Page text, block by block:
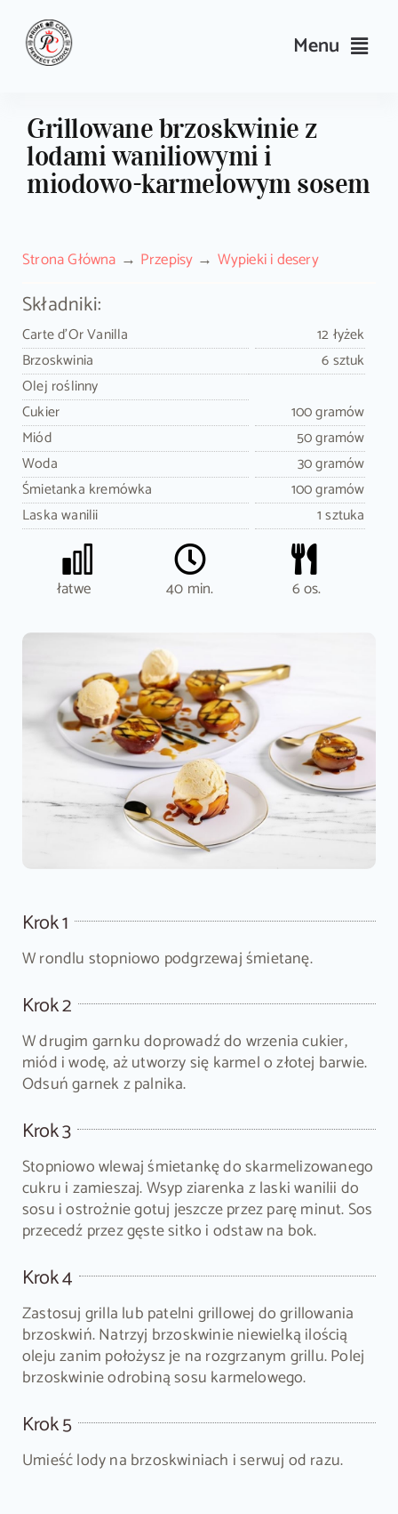
content
Menu
Kulinarne triki i porady
Search
for:
Sklep PrimeCook
Grillowane brzoskwinie z
lodami waniliowymi i
miodowo-karmelowym sosem
Strona Główna Przepisy Wypieki i desery
Składniki:
Carte d'Or Vanilla
12 łyżek
Brzoskwinia
6 sztuk
Olej roślinny
Cukier
100 gramów
Miód
50 gramów
Woda
30 gramów
Śmietanka kremówka
100 gramów
Laska wanilii
1 sztuka
łatwe 40 min. 6 os.
Krok 1
W rondlu stopniowo podgrzewaj śmietanę.
Krok 2
W drugim garnku doprowadź do wrzenia cukier,
miód i wodę, aż utworzy się karmel o złotej barwie.
Odsuń garnek z palnika.
Krok 3
Stopniowo wlewaj śmietankę do skarmelizowanego
cukru i zamieszaj. Wsyp ziarenka z laski wanilii do
sosu i ostrożnie gotuj jeszcze przez parę minut. Sos
przecedź przez gęste sitko i odstaw na bok.
Krok 4
Zastosuj grilla lub patelni grillowej do grillowania
brzoskwiń. Natrzyj brzoskwinie niewielką ilością
oleju zanim położysz je na rozgrzanym grillu. Polej
brzoskwinie odrobiną sosu karmelowego.
Krok 5
Umieść lody na brzoskwiniach i serwuj od razu.